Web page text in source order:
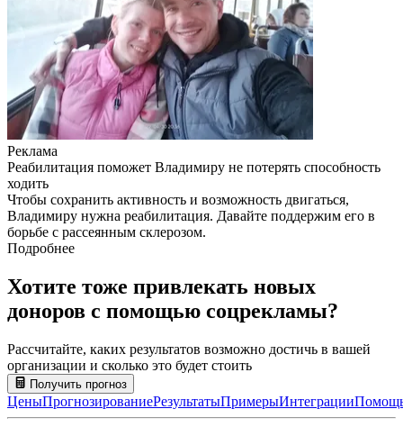
Реклама
Реабилитация поможет Владимиру не потерять способность
ходить
Чтобы сохранить активность и возможность двигаться,
Владимиру нужна реабилитация. Давайте поддержим его в
борьбе с рассеянным склерозом.
Подробнее
Хотите тоже привлекать новых
доноров с помощью соцрекламы?
Рассчитайте, каких результатов возможно достичь в вашей
организации и сколько это будет стоить
Получить прогноз
ЦеныПрогнозированиеРезультатыПримерыИнтеграции